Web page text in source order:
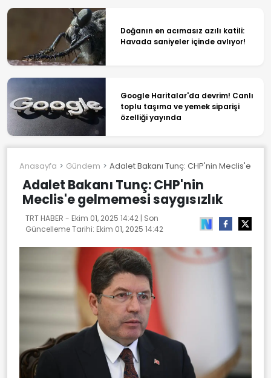
Doğanın en acımasız azılı katili:
Havada saniyeler içinde avlıyor!
Google Haritalar'da devrim! Canlı
toplu taşıma ve yemek siparişi
özelliği yayında
Anasayfa Gündem Adalet Bakanı Tunç: CHP'nin Meclis'e
Adalet Bakanı Tunç: CHP'nin
Meclis'e gelmemesi saygısızlık
TRT HABER - Ekim 01, 2025 14:42 | Son
Güncelleme Tarihi: Ekim 01, 2025 14:42